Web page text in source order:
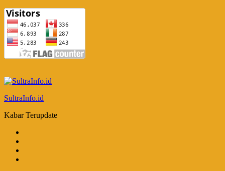
SultraInfo.id
Kabar Terupdate